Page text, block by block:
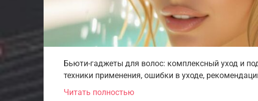
Бьюти-гаджеты для волос: комплексный уход и
техники применения, ошибки в уходе,
Читать полностью